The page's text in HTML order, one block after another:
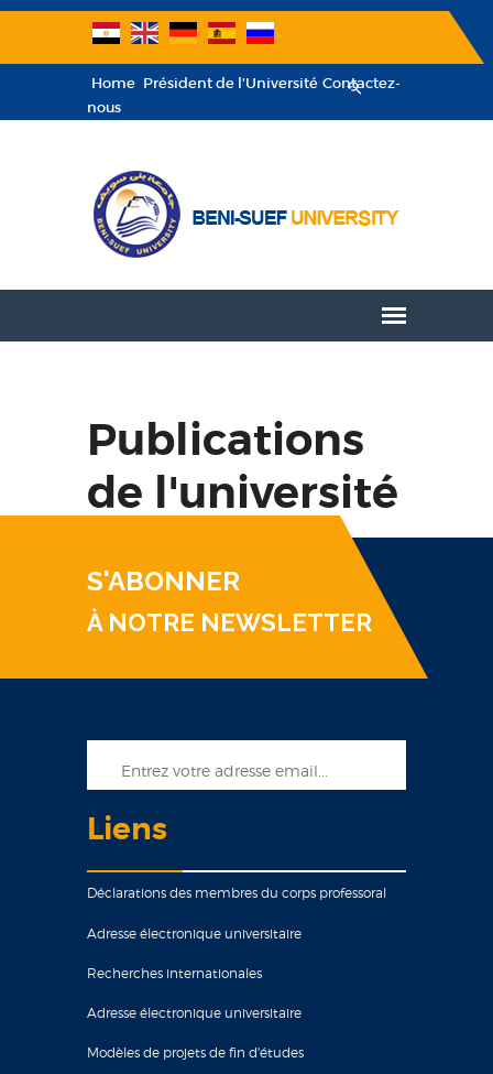
Home Président de l'Université Contactez-
nous
Publications
de l'université
S'ABONNER
À NOTRE NEWSLETTER
Liens
Déclarations des membres du corps professoral
Adresse électronique universitaire
Recherches internationales
Adresse électronique universitaire
Modèles de projets de fin d'études